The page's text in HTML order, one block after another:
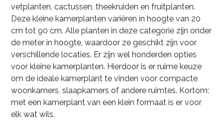
vetplanten, cactussen, theekruiden en fruitplanten.
Deze kleine kamerplanten variëren in hoogte van 20
cm tot 90 cm. Alle planten in deze categorie zijn onder
de meter in hoogte, waardoor ze geschikt zijn voor
verschillende locaties. Er zijn wel honderden opties
voor kleine kamerplanten. Hierdoor is er ruime keuze
om de ideale kamerplant te vinden voor compacte
woonkamers, slaapkamers of andere ruimtes. Kortom:
met een kamerplant van een klein formaat is er voor
elk wat wils.